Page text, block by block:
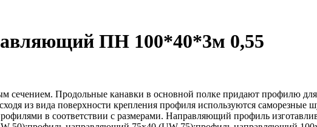
ПН 100*40*3м 0,55
сечением. Продольные канавки в основной полке придают профилю
из вида поверхности крепления профиля используются саморезные
в соответствии с размерами. Направляющий профиль